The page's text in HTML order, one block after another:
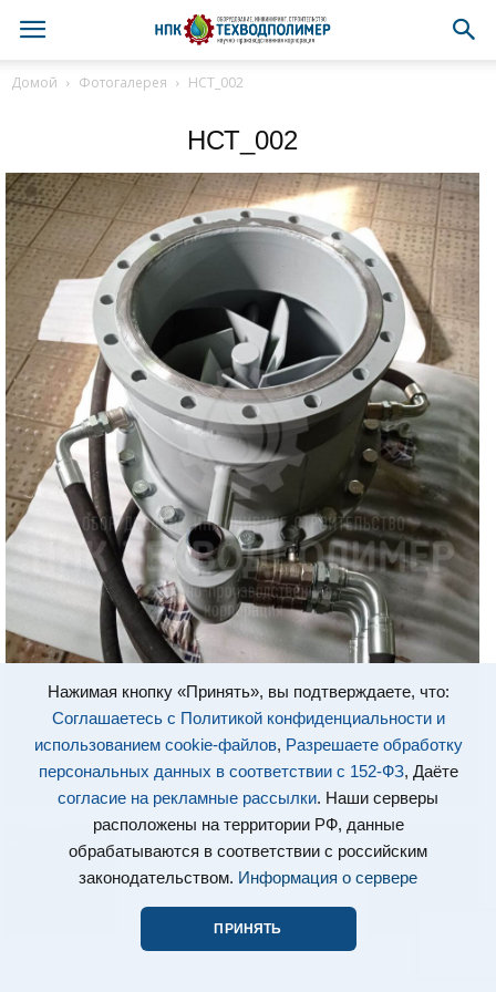
Нажимая кнопку «Принять», вы подтверждаете, что:
Соглашаетесь с Политикой конфиденциальности и
использованием cookie-файлов, Разрешаете обработку
персональных данных в соответствии с 152-ФЗ, Даёте
согласие на рекламные рассылки. Наши серверы
расположены на территории РФ, данные
обрабатываются в соответствии с российским
законодательством. Информация о сервере
ПРИНЯТЬ
Домой Фотогалерея НСТ_002
НСТ_002